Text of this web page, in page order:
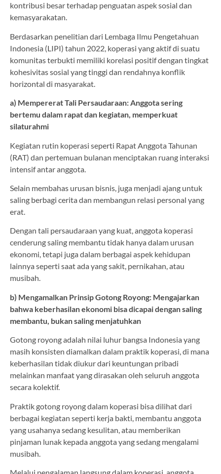
kontribusi besar terhadap penguatan aspek sosial dan
kemasyarakatan.
Berdasarkan penelitian dari Lembaga Ilmu Pengetahuan
Indonesia (LIPI) tahun 2022, koperasi yang aktif di suatu
komunitas terbukti memiliki korelasi positif dengan tingkat
kohesivitas sosial yang tinggi dan rendahnya konflik
horizontal di masyarakat.
a) Mempererat Tali Persaudaraan: Anggota sering
bertemu dalam rapat dan kegiatan, memperkuat
silaturahmi
Kegiatan rutin koperasi seperti Rapat Anggota Tahunan
(RAT) dan pertemuan bulanan menciptakan ruang interaksi
intensif antar anggota.
Selain membahas urusan bisnis, juga menjadi ajang untuk
saling berbagi cerita dan membangun relasi personal yang
erat.
Dengan tali persaudaraan yang kuat, anggota koperasi
cenderung saling membantu tidak hanya dalam urusan
ekonomi, tetapi juga dalam berbagai aspek kehidupan
lainnya seperti saat ada yang sakit, pernikahan, atau
musibah.
b) Mengamalkan Prinsip Gotong Royong: Mengajarkan
bahwa keberhasilan ekonomi bisa dicapai dengan saling
membantu, bukan saling menjatuhkan
Gotong royong adalah nilai luhur bangsa Indonesia yang
masih konsisten diamalkan dalam praktik koperasi, di mana
keberhasilan tidak diukur dari keuntungan pribadi
melainkan manfaat yang dirasakan oleh seluruh anggota
secara kolektif.
Praktik gotong royong dalam koperasi bisa dilihat dari
berbagai kegiatan seperti kerja bakti, membantu anggota
yang usahanya sedang kesulitan, atau memberikan
pinjaman lunak kepada anggota yang sedang mengalami
musibah.